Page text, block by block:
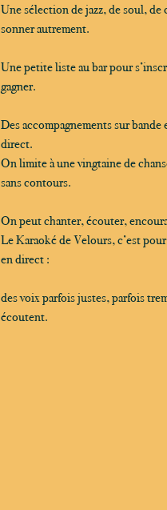
Une sélection de jazz, de soul, de
sonner autrement.
Une petite liste au bar pour
gagner.
Des accompagnements sur
direct.
On limite à une vingtaine de
sans contours.
On peut chanter, écouter,
Le Karaoké de Velours, c’est
en direct :
des voix parfois justes, parfois
écoutent.